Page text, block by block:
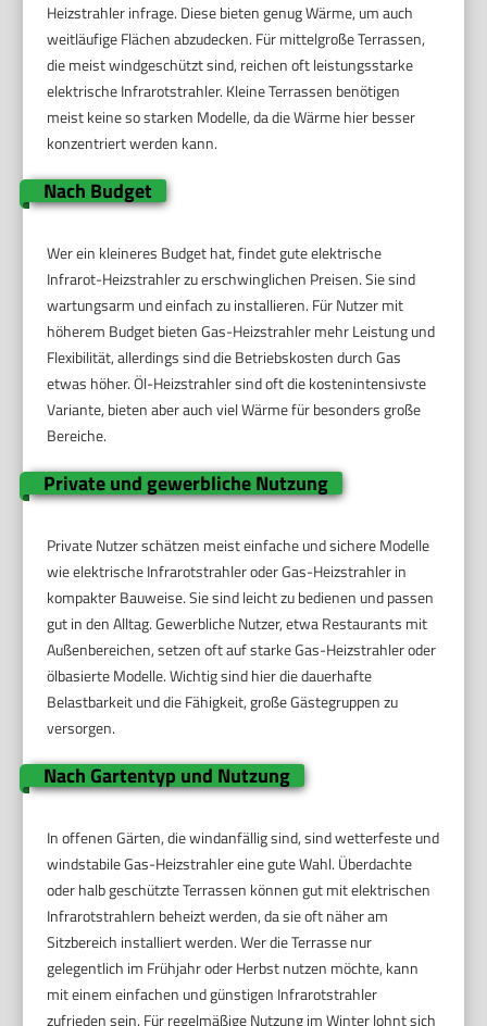
Heizstrahler infrage. Diese bieten genug Wärme, um auch
weitläufige Flächen abzudecken. Für mittelgroße Terrassen,
die meist windgeschützt sind, reichen oft leistungsstarke
elektrische Infrarotstrahler. Kleine Terrassen benötigen
meist keine so starken Modelle, da die Wärme hier besser
konzentriert werden kann.
Nach Budget
Wer ein kleineres Budget hat, findet gute elektrische
Infrarot-Heizstrahler zu erschwinglichen Preisen. Sie sind
wartungsarm und einfach zu installieren. Für Nutzer mit
höherem Budget bieten Gas-Heizstrahler mehr Leistung und
Flexibilität, allerdings sind die Betriebskosten durch Gas
etwas höher. Öl-Heizstrahler sind oft die kostenintensivste
Variante, bieten aber auch viel Wärme für besonders große
Bereiche.
Private und gewerbliche Nutzung
Private Nutzer schätzen meist einfache und sichere Modelle
wie elektrische Infrarotstrahler oder Gas-Heizstrahler in
kompakter Bauweise. Sie sind leicht zu bedienen und passen
gut in den Alltag. Gewerbliche Nutzer, etwa Restaurants mit
Außenbereichen, setzen oft auf starke Gas-Heizstrahler oder
ölbasierte Modelle. Wichtig sind hier die dauerhafte
Belastbarkeit und die Fähigkeit, große Gästegruppen zu
versorgen.
Nach Gartentyp und Nutzung
In offenen Gärten, die windanfällig sind, sind wetterfeste und
windstabile Gas-Heizstrahler eine gute Wahl. Überdachte
oder halb geschützte Terrassen können gut mit elektrischen
Infrarotstrahlern beheizt werden, da sie oft näher am
Sitzbereich installiert werden. Wer die Terrasse nur
gelegentlich im Frühjahr oder Herbst nutzen möchte, kann
mit einem einfachen und günstigen Infrarotstrahler
zufrieden sein. Für regelmäßige Nutzung im Winter lohnt sich